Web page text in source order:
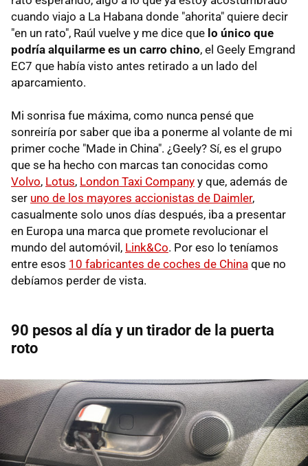
cuando viajo a La Habana donde "ahorita" quiere decir
"en un rato", Raúl vuelve y me dice que lo único que
podría alquilarme es un carro chino, el Geely Emgrand
EC7 que había visto antes retirado a un lado del
aparcamiento.
Mi sonrisa fue máxima, como nunca pensé que
sonreiría por saber que iba a ponerme al volante de mi
primer coche "Made in China". ¿Geely? Sí, es el grupo
que se ha hecho con marcas tan conocidas como
Volvo, Lotus, London Taxi Company y que, además de
ser uno de los mayores accionistas de Daimler,
casualmente solo unos días después, iba a presentar
en Europa una marca que promete revolucionar el
mundo del automóvil, Link&Co. Por eso lo teníamos
entre esos 10 fabricantes de coches de China que no
debíamos perder de vista.
90 pesos al día y un tirador de la puerta
roto